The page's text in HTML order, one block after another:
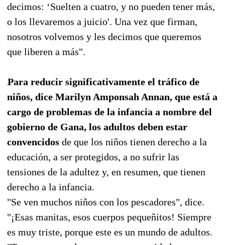
decimos: ‘Suelten a cuatro, y no pueden tener más,
o los llevaremos a juicio'. Una vez que firman,
nosotros volvemos y les decimos que queremos
que liberen a más".
Para reducir significativamente el tráfico de
niños, dice Marilyn Amponsah Annan, que está a
cargo de problemas de la infancia a nombre del
gobierno de Gana, los adultos deben estar
convencidos de que los niños tienen derecho a la
educación, a ser protegidos, a no sufrir las
tensiones de la adultez y, en resumen, que tienen
derecho a la infancia.
"Se ven muchos niños con los pescadores", dice.
"¡Esas manitas, esos cuerpos pequeñitos! Siempre
es muy triste, porque este es un mundo de adultos.